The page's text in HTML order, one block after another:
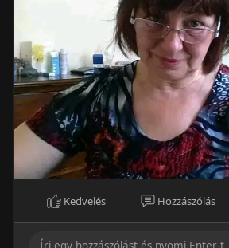
Kedvelés Hozzászólás